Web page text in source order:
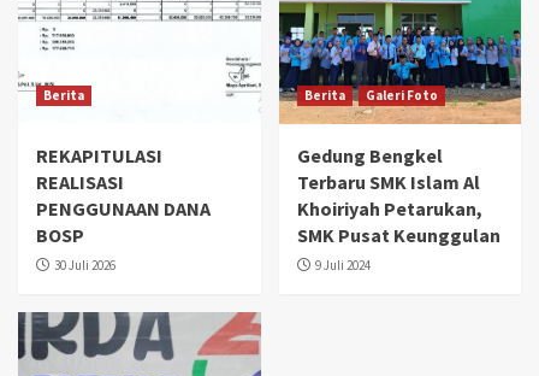
Berita
REKAPITULASI
REALISASI
PENGGUNAAN DANA
BOSP
30 Juli 2026
Berita Galeri Foto
Gedung Bengkel
Terbaru SMK Islam Al
Khoiriyah Petarukan,
SMK Pusat Keunggulan
9 Juli 2024